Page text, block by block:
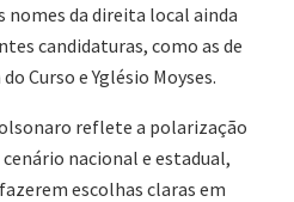
da direita local ainda
candidaturas, como as de
Curso e Yglésio Moyses.
reflete a polarização
nacional e estadual,
escolhas claras em